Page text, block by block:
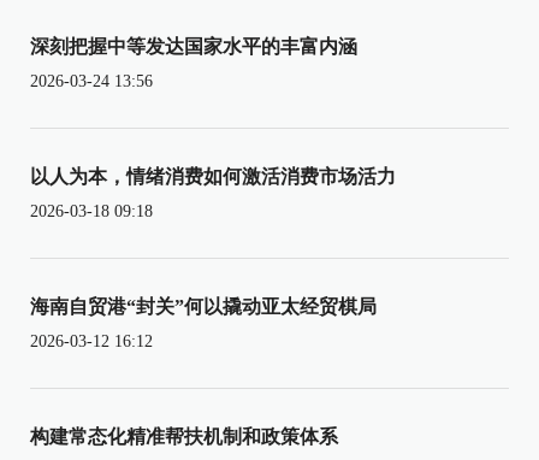
深刻把握中等发达国家水平的丰富内涵
2026-03-24 13:56
以人为本，情绪消费如何激活消费市场活力
2026-03-18 09:18
海南自贸港“封关”何以撬动亚太经贸棋局
2026-03-12 16:12
构建常态化精准帮扶机制和政策体系